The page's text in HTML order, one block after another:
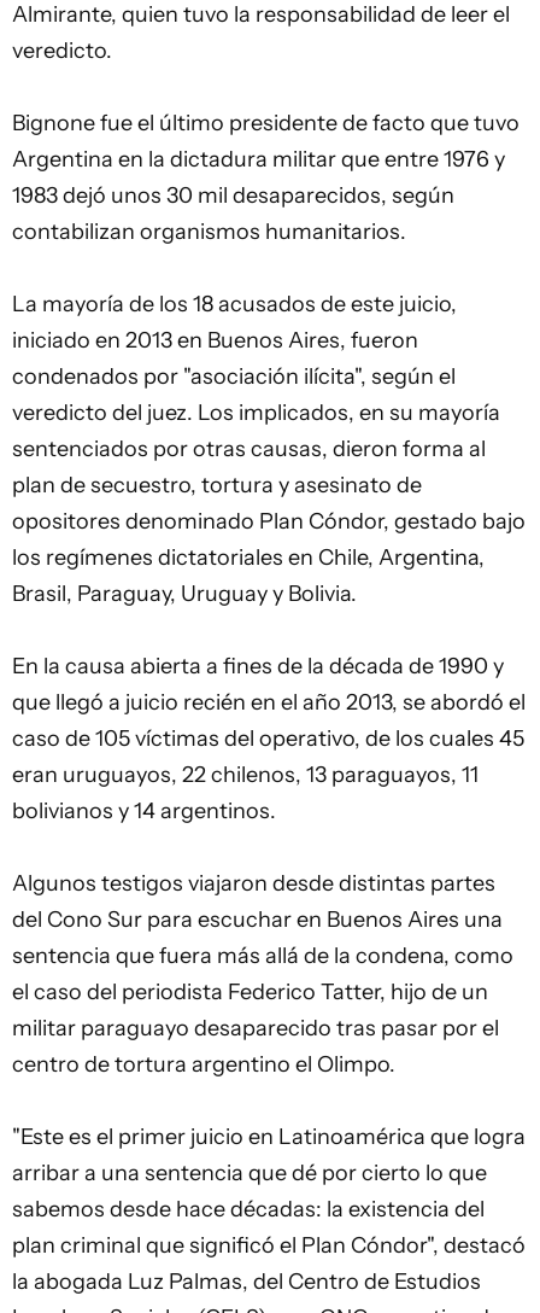
Almirante, quien tuvo la responsabilidad de leer el
veredicto.
Bignone fue el último presidente de facto que tuvo
Argentina en la dictadura militar que entre 1976 y
1983 dejó unos 30 mil desaparecidos, según
contabilizan organismos humanitarios.
La mayoría de los 18 acusados de este juicio,
iniciado en 2013 en Buenos Aires, fueron
condenados por "asociación ilícita", según el
veredicto del juez. Los implicados, en su mayoría
sentenciados por otras causas, dieron forma al
plan de secuestro, tortura y asesinato de
opositores denominado Plan Cóndor, gestado bajo
los regímenes dictatoriales en Chile, Argentina,
Brasil, Paraguay, Uruguay y Bolivia.
En la causa abierta a fines de la década de 1990 y
que llegó a juicio recién en el año 2013, se abordó el
caso de 105 víctimas del operativo, de los cuales 45
eran uruguayos, 22 chilenos, 13 paraguayos, 11
bolivianos y 14 argentinos.
Algunos testigos viajaron desde distintas partes
del Cono Sur para escuchar en Buenos Aires una
sentencia que fuera más allá de la condena, como
el caso del periodista Federico Tatter, hijo de un
militar paraguayo desaparecido tras pasar por el
centro de tortura argentino el Olimpo.
"Este es el primer juicio en Latinoamérica que logra
arribar a una sentencia que dé por cierto lo que
sabemos desde hace décadas: la existencia del
plan criminal que significó el Plan Cóndor", destacó
la abogada Luz Palmas, del Centro de Estudios